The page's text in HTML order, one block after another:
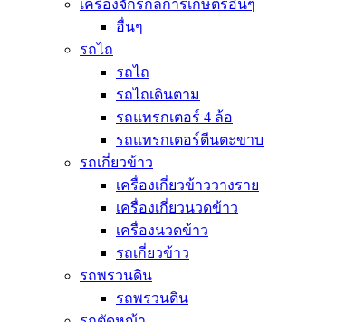
เครื่องจักรกลการเกษตรอื่นๆ
อื่นๆ
รถไถ
รถไถ
รถไถเดินตาม
รถแทรกเตอร์ 4 ล้อ
รถแทรกเตอร์ตีนตะขาบ
รถเกี่ยวข้าว
เครื่องเกี่ยวข้าววางราย
เครื่องเกี่ยวนวดข้าว
เครื่องนวดข้าว
รถเกี่ยวข้าว
รถพรวนดิน
รถพรวนดิน